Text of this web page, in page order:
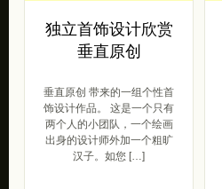
独立首饰设计欣赏
垂直原创
垂直原创 带来的一组个性首
饰设计作品。 这是一个只有
两个人的小团队，一个绘画
出身的设计师外加一个粗旷
汉子。如您 […]